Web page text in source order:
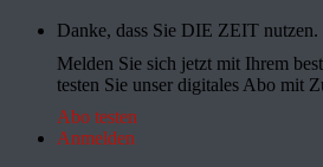
Danke, dass Sie DIE ZEIT nutzen.
Melden Sie sich jetzt mit Ihrem
testen Sie unser digitales Abo mit
Abo testen
Anmelden